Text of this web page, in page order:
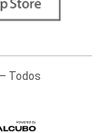
Todos